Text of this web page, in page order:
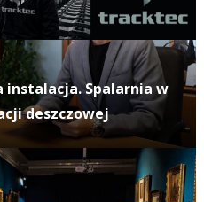
instalacja. Spalarnia w
deszczowej